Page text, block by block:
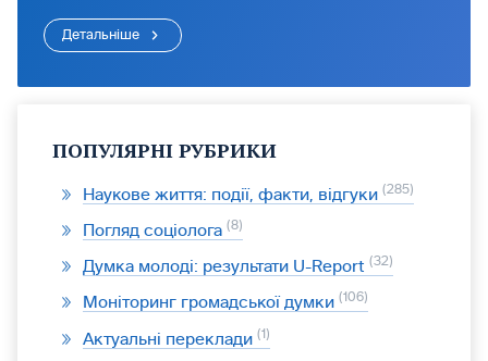
Детальніше
ПОПУЛЯРНІ РУБРИКИ
Наукове життя: події, факти, відгуки 285
Погляд соціолога 8
Думка молоді: результати U-Report 32
Моніторинг громадської думки 106
Актуальні переклади 1